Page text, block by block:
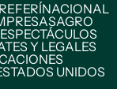
REFERÍNACIONAL
AGRO
Y LEGALES
UNIDOS